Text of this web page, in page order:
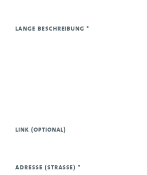
LANGE BESCHREIBUNG*
LINK (OPTIONAL)
ADRESSE (STRASSE)*